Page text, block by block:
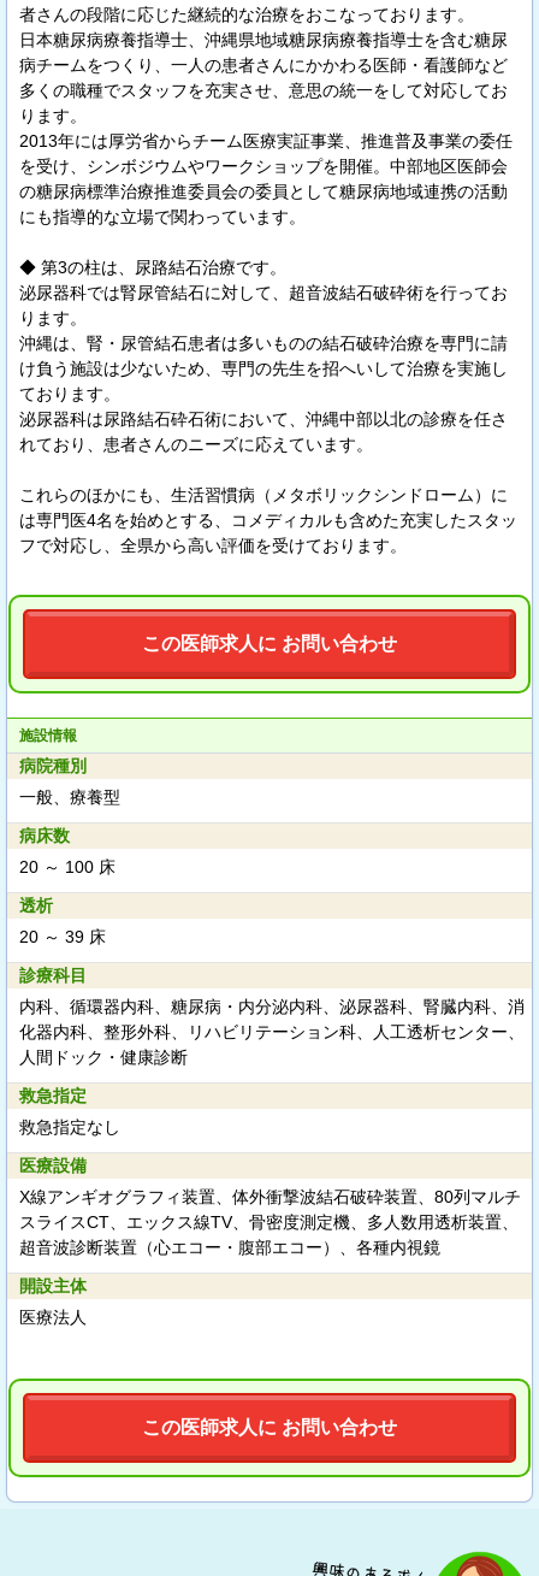
者さんの段階に応じた継続的な治療をおこなっております。
日本糖尿病療養指導士、沖縄県地域糖尿病療養指導士を含む糖尿
病チームをつくり、一人の患者さんにかかわる医師・看護師など
多くの職種でスタッフを充実させ、意思の統一をして対応してお
ります。
2013年には厚労省からチーム医療実証事業、推進普及事業の委任
を受け、シンボジウムやワークショップを開催。中部地区医師会
の糖尿病標準治療推進委員会の委員として糖尿病地域連携の活動
にも指導的な立場で関わっています。
◆ 第3の柱は、尿路結石治療です。
泌尿器科では腎尿管結石に対して、超音波結石破砕術を行ってお
ります。
沖縄は、腎・尿管結石患者は多いものの結石破砕治療を専門に請
け負う施設は少ないため、専門の先生を招へいして治療を実施し
ております。
泌尿器科は尿路結石砕石術において、沖縄中部以北の診療を任さ
れており、患者さんのニーズに応えています。
これらのほかにも、生活習慣病（メタボリックシンドローム）に
は専門医4名を始めとする、コメディカルも含めた充実したスタッ
フで対応し、全県から高い評価を受けております。
この医師求人に お問い合わせ
施設情報
病院種別
一般、療養型
病床数
20 ～ 100 床
透析
20 ～ 39 床
診療科目
内科、循環器内科、糖尿病・内分泌内科、泌尿器科、腎臓内科、消
化器内科、整形外科、リハビリテーション科、人工透析センター、
人間ドック・健康診断
救急指定
救急指定なし
医療設備
X線アンギオグラフィ装置、体外衝撃波結石破砕装置、80列マルチ
スライスCT、エックス線TV、骨密度測定機、多人数用透析装置、
超音波診断装置（心エコー・腹部エコー）、各種内視鏡
開設主体
医療法人
この医師求人に お問い合わせ